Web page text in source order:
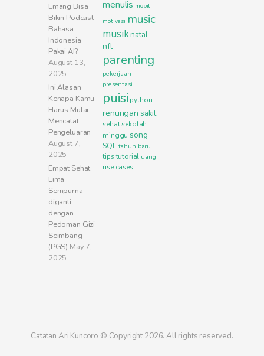
Emang Bisa
Bikin Podcast
Bahasa
Indonesia
Pakai AI?
August 13,
2025
Ini Alasan
Kenapa Kamu
Harus Mulai
Mencatat
Pengeluaran
August 7,
2025
Empat Sehat
Lima
Sempurna
diganti
dengan
Pedoman Gizi
Seimbang
(PGS) May 7,
2025
menulis mobil
motivasi music
musiknatal
nft
parenting
pekerjaan
presentasi
puisi python
renungan sakit
sehatsekolah
minggu song
SQL tahun baru
tipstutorial uang
use cases
Catatan Ari Kuncoro © Copyright 2026. All rights reserved.